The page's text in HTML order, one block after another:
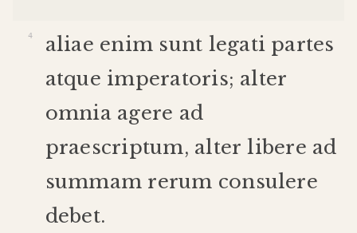
aliae enim sunt legati partes
atque imperatoris; alter
omnia agere ad
praescriptum, alter libere ad
summam rerum consulere
debet.